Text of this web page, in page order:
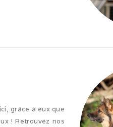
grâce à eux que
! Retrouvez nos